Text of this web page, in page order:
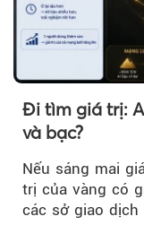
Đi tìm giá trị:
và bạc?
Nếu sáng mai
trị của vàng có
các sở giao